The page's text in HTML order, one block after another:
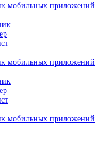
мобильных приложений
мобильных приложений
мобильных приложений